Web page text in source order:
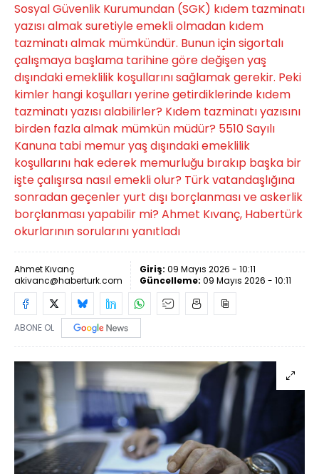
Sosyal Güvenlik Kurumundan (SGK) kıdem tazminatı
yazısı almak suretiyle emekli olmadan kıdem
tazminatı almak mümkündür. Bunun için sigortalı
çalışmaya başlama tarihine göre değişen yaş
dışındaki emeklilik koşullarını sağlamak gerekir. Peki
kimler hangi koşulları yerine getirdiklerinde kıdem
tazminatı yazısı alabilirler? Kıdem tazminatı yazısını
birden fazla almak mümkün müdür? 5510 Sayılı
Kanuna tabi memur yaş dışındaki emeklilik
koşullarını hak ederek memurluğu bırakıp başka bir
işte çalışırsa nasıl emekli olur? Türk vatandaşlığına
sonradan geçenler yurt dışı borçlanması ve askerlik
borçlanması yapabilir mi? Ahmet Kıvanç, Habertürk
okurlarının sorularını yanıtladı
Ahmet Kıvanç
akivanc@haberturk.com
Giriş: 09 Mayıs 2026 - 10:11
Güncelleme: 09 Mayıs 2026 - 10:11
ABONE OL